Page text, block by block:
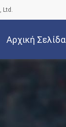
Ltd.
Αρχική Σελίδα